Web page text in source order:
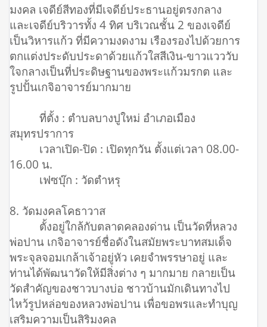
มงคล เจดีย์สีทองที่มีเจดีย์ประธานอยู่ตรงกลาง
และเจดีย์บริวารทั้ง 4 ทิศ บริเวณชั้น 2 ของเจดีย์
เป็นวิหารแก้ว ที่มีความงดงาม เรืองรองไปด้วยการ
ตกแต่งประดับประดาด้วยแก้วใสสีเงิน-ขาวแวววับ
ใจกลางเป็นที่ประดิษฐานของพระแก้วมรกต และ
รูปปั้นเกจิอาจารย์มากมาย
ที่ตั้ง : ตำบลบางปูใหม่ อำเภอเมือง
สมุทรปราการ
เวลาเปิด-ปิด : เปิดทุกวัน ตั้งแต่เวลา 08.00-
16.00 น.
เฟซบุ๊ก : วัดตำหรุ
8. วัดมงคลโคธาวาส
ตั้งอยู่ใกล้กับตลาดคลองด่าน เป็นวัดที่หลวง
พ่อปาน เกจิอาจารย์ชื่อดังในสมัยพระบาทสมเด็จ
พระจุลจอมเกล้าเจ้าอยู่หัว เคยจำพรรษาอยู่ และ
ท่านได้พัฒนาวัดให้มีสิ่งต่าง ๆ มากมาย กลายเป็น
วัดสำคัญของชาวบางบ่อ ชาวบ้านมักเดินทางไป
ไหว้รูปหล่อของหลวงพ่อปาน เพื่อขอพรและทำบุญ
เสริมความเป็นสิริมงคล